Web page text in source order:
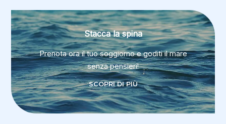
Stacca la spina
Prenota ora il tuo soggiorno e goditi il mare
senza pensieri!
SCOPRI DI PIÙ